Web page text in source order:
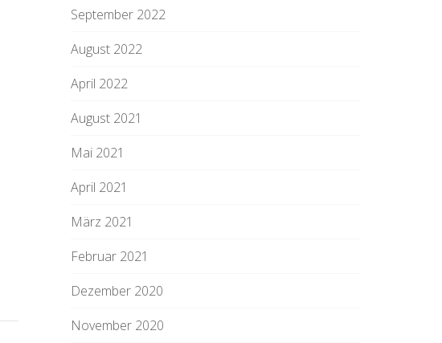
September 2022
August 2022
April 2022
August 2021
Mai 2021
April 2021
März 2021
Februar 2021
Dezember 2020
November 2020